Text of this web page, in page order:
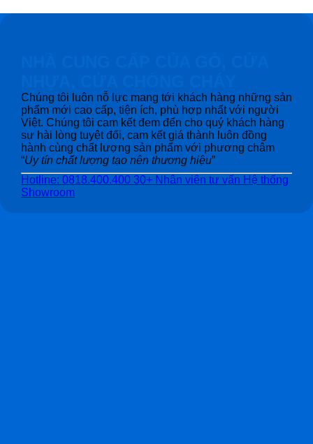
Chúng tôi luôn nỗ lực mang tới khách hàng những sản
phẩm mới cao cấp, tiện ích, phù hợp nhất với người
Việt. Chúng tôi cam kết đem đến cho quý khách hàng
sự hài lòng tuyệt đối, cam kết giá thành luôn đồng
hành cùng chất lượng sản phẩm với phương châm
“Uy tín chất lượng tạo nên thương hiệu”
Hotline: 0818.400.400 30+ Nhân viên tư vấn Hệ thống
Showroom